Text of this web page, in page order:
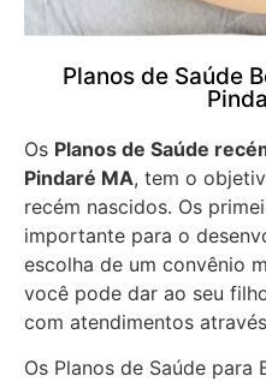
Planos de Saúde
Os Planos de Saúde
Pindaré MA, tem o
recém nascidos. Os
importante para o
escolha de um convênio
você pode dar ao seu
com atendimentos
Os Planos de Saúde para